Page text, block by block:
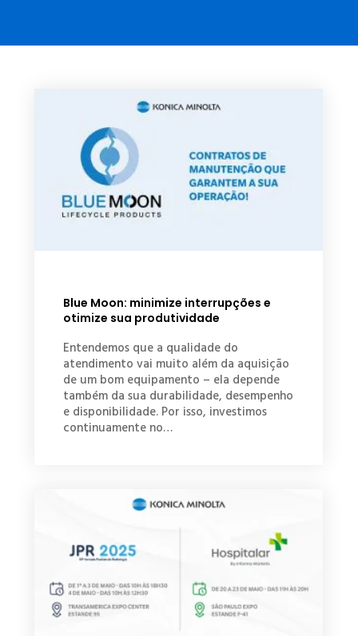
Blue Moon: minimize interrupções e
otimize sua produtividade
Entendemos que a qualidade do
atendimento vai muito além da aquisição
de um bom equipamento – ela depende
também da sua durabilidade, desempenho
e disponibilidade. Por isso, investimos
continuamente no…